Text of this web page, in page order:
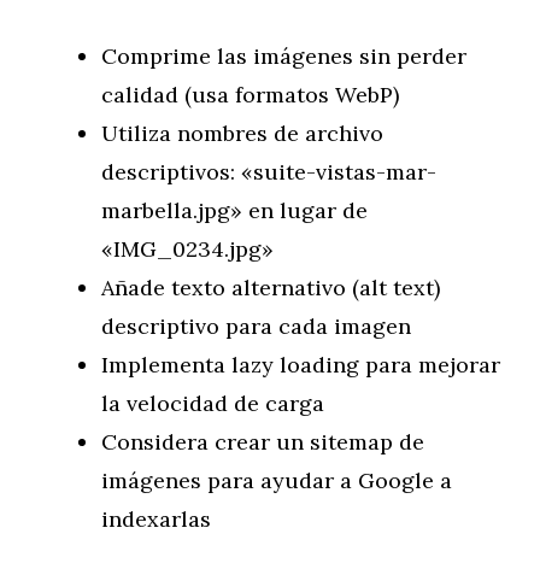
Comprime las imágenes sin perder
calidad (usa formatos WebP)
Utiliza nombres de archivo
descriptivos: «suite-vistas-mar-
marbella.jpg» en lugar de
«IMG_0234.jpg»
Añade texto alternativo (alt text)
descriptivo para cada imagen
Implementa lazy loading para mejorar
la velocidad de carga
Considera crear un sitemap de
imágenes para ayudar a Google a
indexarlas